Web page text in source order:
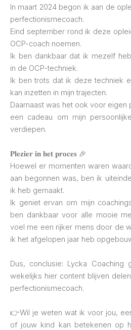
In maart 2024 begon ik aan de
perfectionismecoach.
Eind september rond ik deze
OCP-coach noemen.
Ik ben dankbaar dat ik mezelf
in de OCP-techniek.
Ik ben trots dat ik deze techniek
kan inzetten in mijn trajecten.
Daarnaast was het ook voor
een cadeau om mijn
verdiepen.
𝐏𝐥𝐞𝐳𝐢𝐞𝐫 𝐢𝐧 𝐡𝐞𝐭 𝐩𝐫𝐨𝐜𝐞𝐬 🎉
Hoewel er momenten waren
aan begonnen was, ben ik
ik heb gemaakt.
Ik geniet ervan om mijn
ben dankbaar voor alle mooie
voel me een rijker mens door de
ik het afgelopen jaar heb
Dus, conclusie: Lycka
wekelijks hier content blijven
perfectionismecoach.
👉Wil je weten wat ik voor jou,
of jouw kind kan betekenen op